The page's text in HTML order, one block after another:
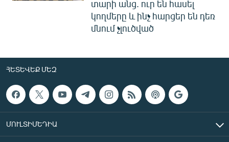
տարի անց. ուր են հասել
կողմերը և ինչ հարցեր են դեռ
մնում չլուծված
ՀԵՏԵՎԵՔ ՄԵԶ
ՄՈՒԼՏԻՄԵԴԻԱ